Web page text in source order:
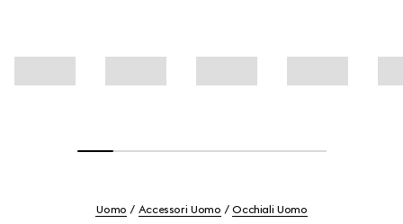
Uomo Accessori Uomo Occhiali Uomo